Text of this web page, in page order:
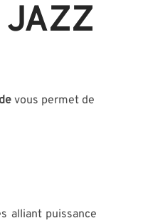
JAZZ
vous permet de
alliant puissance